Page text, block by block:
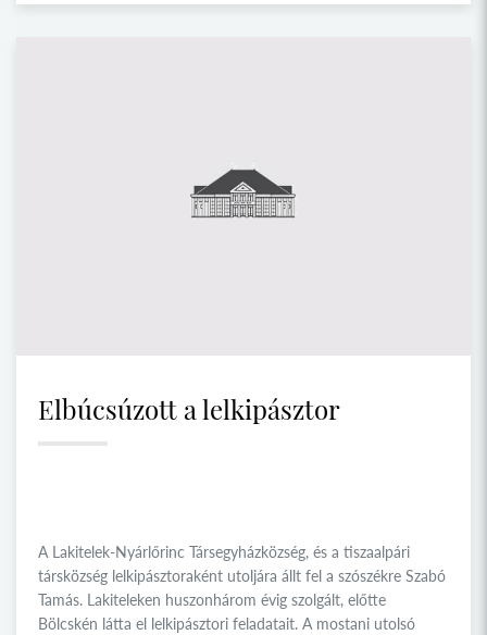
Elbúcsúzott a lelkipásztor
A Lakitelek-Nyárlőrinc Társegyházközség, és a tiszaalpári
társközség lelkipásztoraként utoljára állt fel a szószékre Szabó
Tamás. Lakiteleken huszonhárom évig szolgált, előtte
Bölcskén látta el lelkipásztori feladatait. A mostani utolsó